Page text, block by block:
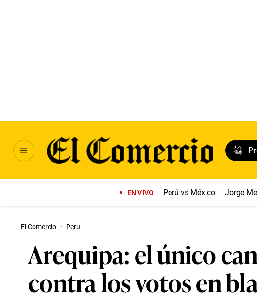
EN VIVO Perú vs México Jorge
El Comercio · Peru
Arequipa: el único
contra los votos en